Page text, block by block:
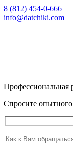
8 (812) 454-0-666
info@datchiki.com
Профессиональная
Спросите опытного